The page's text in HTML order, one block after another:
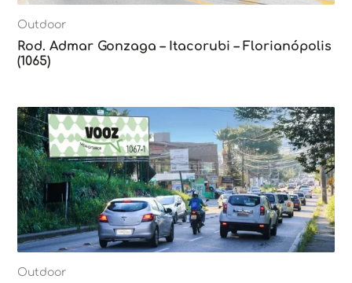
Outdoor
Rod. Admar Gonzaga – Itacorubi – Florianópolis
(1065)
Outdoor